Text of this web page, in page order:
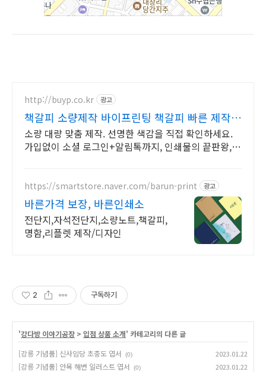
http://buyp.co.kr 광고
책갈피 소량제작 바이프린팅 책갈피 빠른 제작,
로켓인쇄
소량 대량 맞춤 제작. 선명한 색감을 직접 확인하세요.
가입없이 소셜 로그인+알림톡까지, 인쇄물의 끝판왕,
https://smartstore.naver.com/barun-print 광고
바른가격 보장, 바른인쇄소
전단지,자석전단지,소량노트,책갈피,
명함,리플렛 제작/디자인
2 구독하기
'강다방 이야기공장 > 입점 상품 소개' 카테고리의 다른 글
[강릉 기념품] 신사임당 초충도 엽서
(0) 2023.01.22
[강릉 기념품] 안목 해변 일러스트 엽서 (0) 2023.01.22